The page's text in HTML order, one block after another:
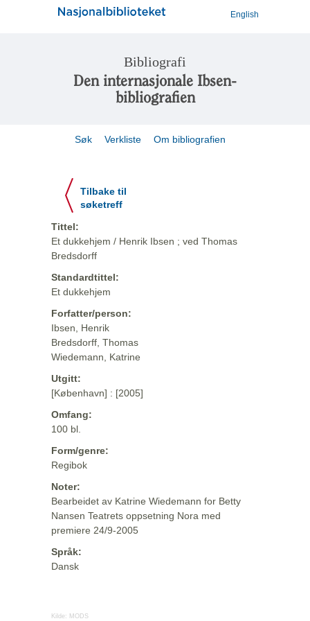
English
Bibliografi
Den internasjonale Ibsen-
bibliografien
Søk Verkliste Om bibliografien
Tilbake til
søketreff
Tittel:
Et dukkehjem / Henrik Ibsen ; ved Thomas
Bredsdorff
Standardtittel:
Et dukkehjem
Forfatter/person:
Ibsen, Henrik
Bredsdorff, Thomas
Wiedemann, Katrine
Utgitt:
[København] : [2005]
Omfang:
100 bl.
Form/genre:
Regibok
Noter:
Bearbeidet av Katrine Wiedemann for Betty
Nansen Teatrets oppsetning Nora med
premiere 24/9-2005
Språk:
Dansk
Kilde: MODS